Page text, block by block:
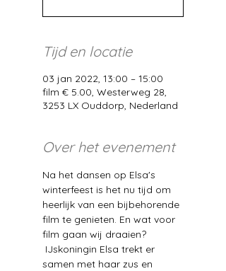
Tijd en locatie
03 jan 2022, 13:00 – 15:00
film € 5.00, Westerweg 28,
3253 LX Ouddorp, Nederland
Over het evenement
Na het dansen op Elsa's
winterfeest is het nu tijd om
heerlijk van een bijbehorende
film te genieten. En wat voor
film gaan wij draaien?
IJskoningin Elsa trekt er
samen met haar zus en